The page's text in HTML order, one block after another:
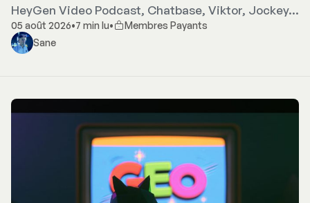
HeyGen Video Podcast, Chatbase, Viktor, Jockey…
05 août 2026•7 min lu•
Membres Payants
Sane